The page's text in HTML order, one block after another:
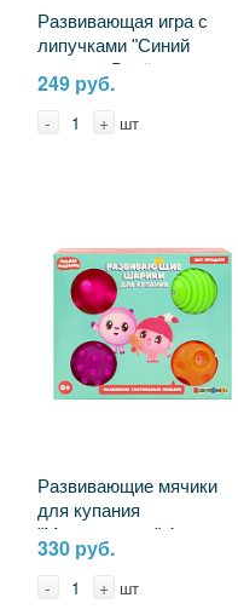
Развивающая игра с
липучками "Синий
трактор. Весёлое
путешествие" Умные
игры 4610136737082
249 руб.
- + шт
Развивающие мячики
для купания
"Малышарики" 4 шт.
Играем Вместе MAL-
79178-B01
330 руб.
- + шт